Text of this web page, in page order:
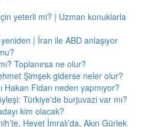
yeterli mi? | Uzman konuklarla
| İran ile ABD anlaşıyor
Toplanırsa ne olur?
Şimşek giderse neler olur?
Hakan Fidan neden yapmıyor?
Türkiye'de burjuvazi var mı?
kim olacak?
Heyet İmralı’da, Akın Gürlek